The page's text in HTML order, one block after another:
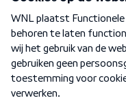
Nieuwsbrief
Word Lid